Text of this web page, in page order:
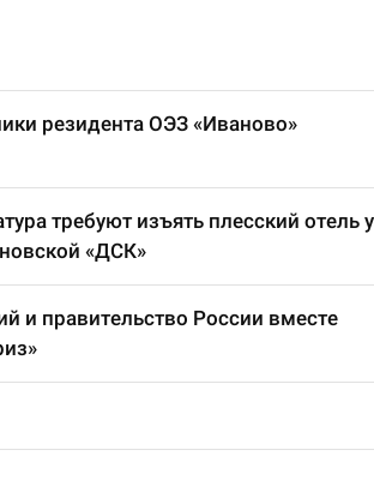
резидента ОЭЗ «Иваново»
требуют изъять плесский отель у
«ДСК»
и правительство России вместе